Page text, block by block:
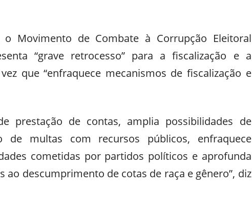
Movimento de Combate à Corrupção Eleitoral
“grave retrocesso” para a fiscalização e a
que “enfraquece mecanismos de fiscalização e
prestação de contas, amplia possibilidades de
de multas com recursos públicos, enfraquece
cometidas por partidos políticos e aprofunda
ao descumprimento de cotas de raça e gênero”, diz